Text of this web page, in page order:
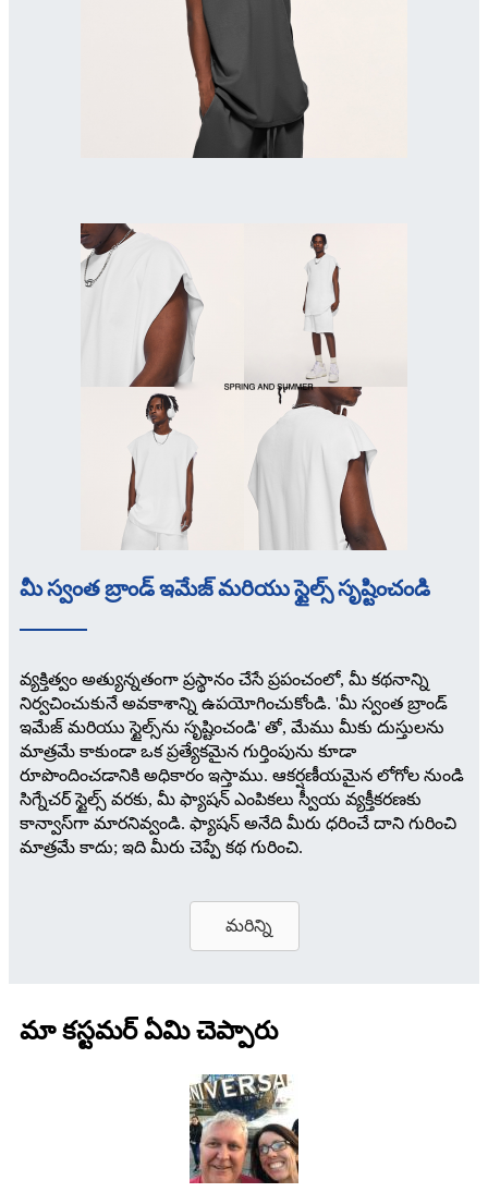
మీ స్వంత బ్రాండ్ ఇమేజ్ మరియు స్టైల్స్ సృష్టించండి
వ్యక్తిత్వం అత్యున్నతంగా ప్రస్థానం చేసే ప్రపంచంలో, మీ కథనాన్ని
నిర్వచించుకునే అవకాశాన్ని ఉపయోగించుకోండి. 'మీ స్వంత బ్రాండ్
ఇమేజ్ మరియు స్టైల్స్‌ను సృష్టించండి' తో, మేము మీకు దుస్తులను
మాత్రమే కాకుండా ఒక ప్రత్యేకమైన గుర్తింపును కూడా
రూపొందించడానికి అధికారం ఇస్తాము. ఆకర్షణీయమైన లోగోల నుండి
సిగ్నేచర్ స్టైల్స్ వరకు, మీ ఫ్యాషన్ ఎంపికలు స్వీయ వ్యక్తీకరణకు
కాన్వాస్‌గా మారనివ్వండి. ఫ్యాషన్ అనేది మీరు ధరించే దాని గురించి
మాత్రమే కాదు; ఇది మీరు చెప్పే కథ గురించి.
మరిన్ని
మా కస్టమర్ ఏమి చెప్పారు